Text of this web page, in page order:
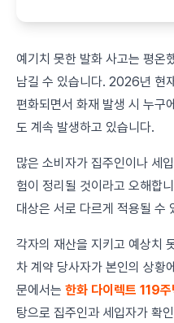
예기치 못한 발화 사고는 평온
남길 수 있습니다. 2026년 현
편화되면서 화재 발생 시 누구
도 계속 발생하고 있습니다.
많은 소비자가 집주인이나 세
험이 정리될 것이라고 오해합
대상은 서로 다르게 적용될 수
각자의 재산을 지키고 예상치
차 계약 당사자가 본인의 상황
문에서는 한화 다이렉트 119
탕으로 집주인과 세입자가 확